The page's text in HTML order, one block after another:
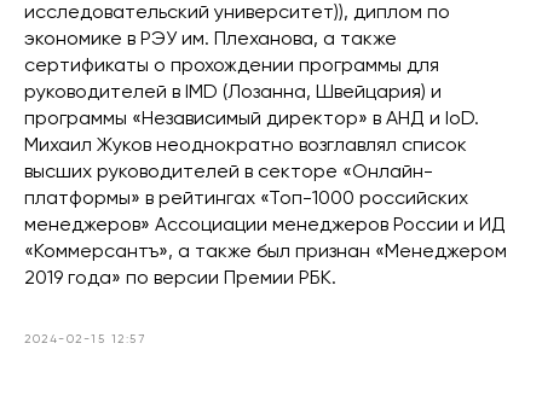
исследовательский университет)), диплом по
экономике в РЭУ им. Плеханова, а также
сертификаты о прохождении программы для
руководителей в IMD (Лозанна, Швейцария) и
программы «Независимый директор» в АНД и IoD.
Михаил Жуков неоднократно возглавлял список
высших руководителей в секторе «Онлайн-
платформы» в рейтингах «Топ-1000 российских
менеджеров» Ассоциации менеджеров России и ИД
«Коммерсантъ», а также был признан «Менеджером
2019 года» по версии Премии РБК.
2024-02-15 12:57